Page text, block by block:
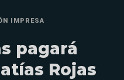
IMPRESA
pagará
Rojas